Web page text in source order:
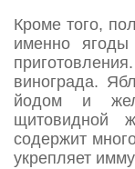
Кроме того,
именно ягоды
винограда.
йодом и
щитовидной
содержит
укрепляет